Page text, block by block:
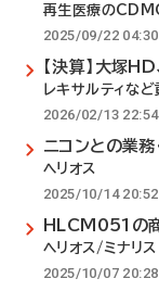
再生医療の
2025/09/22 04:30
【決算】大塚
レキサルティなど
2026/02/13 22:54
ニコンとの業
ヘリオス
2025/10/14 20:52
HLCM051の
ヘリオス/ミナリス
2025/10/07 20:28